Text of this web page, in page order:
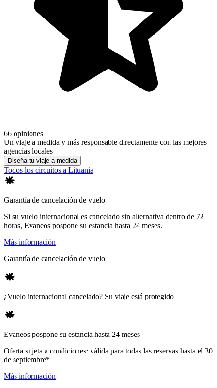
66 opiniones
Un viaje a medida y más responsable directamente con las mejores
agencias locales
Diseña tu viaje a medida
Todos los circuitos a Lituania
Garantía de cancelación de vuelo
Si su vuelo internacional es cancelado sin alternativa dentro de 72
horas, Evaneos pospone su estancia hasta 24 meses.
Más información
Garantía de cancelación de vuelo
¿Vuelo internacional cancelado? Su viaje está protegido
Evaneos pospone su estancia hasta 24 meses
Oferta sujeta a condiciones: válida para todas las reservas hasta el 30
de septiembre*
Más información